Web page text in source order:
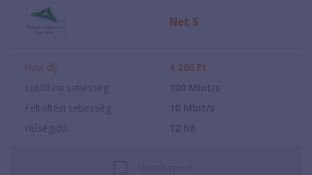
Net S
Havi díj 4 200 Ft
Letöltési sebesség
100 Mbit/s
Feltöltési sebesség
10 Mbit/s
Hűségidő
12 hó